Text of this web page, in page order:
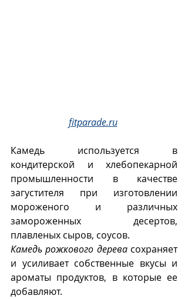
fitparade.ru
Камедь используется в
кондитерской и хлебопекарной
промышленности в качестве
загустителя при изготовлении
мороженого и различных
замороженных десертов,
плавленых сыров, соусов.
Камедь рожкового дерева сохраняет
и усиливает собственные вкусы и
ароматы продуктов, в которые ее
добавляют.